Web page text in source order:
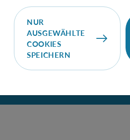
Barrierefreiheit
NUR
AUSGEWÄHLTE
COOKIES
SPEICHERN